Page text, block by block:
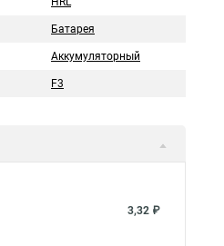
Батарея
Аккумуляторный
F3
3,32 ₽